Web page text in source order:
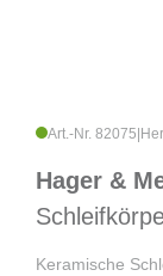
Art.-Nr. 82075
Hager &
Keramische